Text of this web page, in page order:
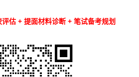
估 + 提面材料诊断 + 笔试备考规划